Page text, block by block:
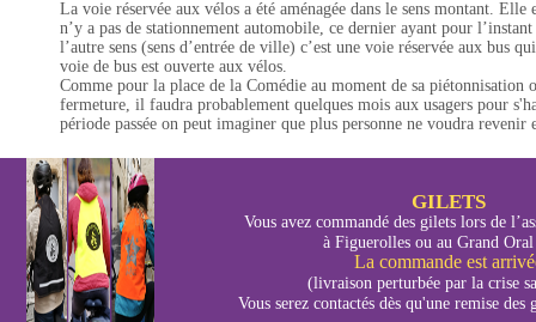
La voie réservée aux vélos a été aménagée dans le sens montant.
n’y a pas de stationnement automobile, ce dernier ayant pour l’instant
l’autre sens (sens d’entrée de ville) c’est une voie réservée aux bus
voie de bus est ouverte aux vélos.
Comme pour la place de la Comédie au moment de sa piétonnisation
fermeture, il faudra probablement quelques mois aux usagers pour
période passée on peut imaginer que plus personne ne voudra revenir
GILETS
Vous avez commandé des gilets lors de
à Figuerolles ou au Grand
La commande est
(livraison perturbée par la crise
Vous serez contactés dès qu'une remise des